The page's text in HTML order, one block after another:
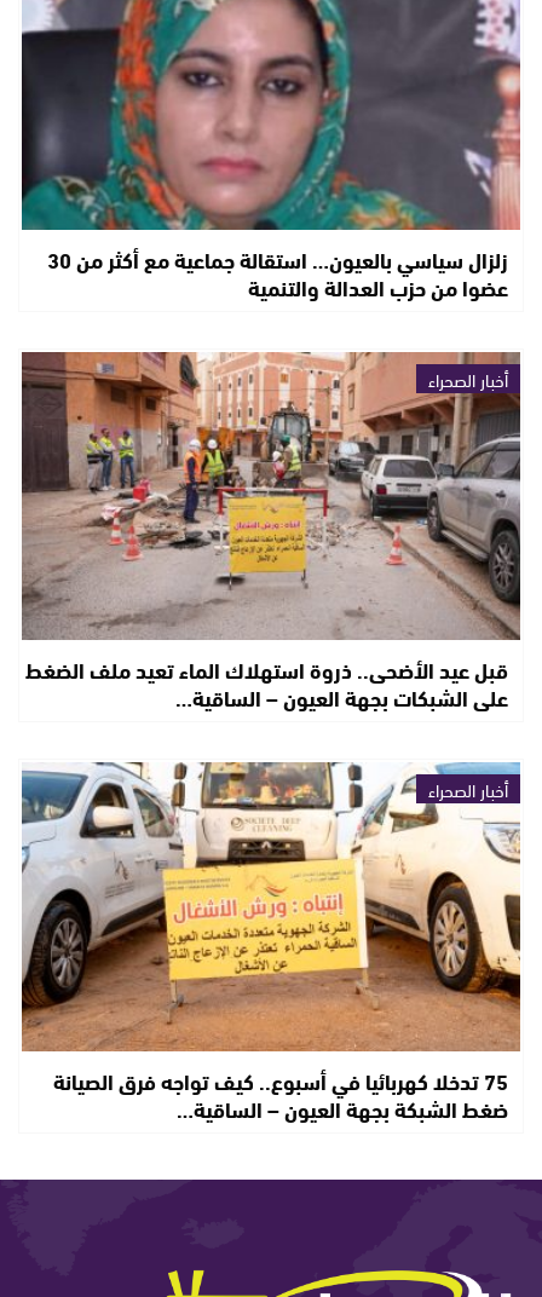
زلزال سياسي بالعيون… استقالة جماعية مع أكثر من 30
عضوا من حزب العدالة والتنمية
أخبار الصحراء
قبل عيد الأضحى.. ذروة استهلاك الماء تعيد ملف الضغط
على الشبكات بجهة العيون – الساقية…
أخبار الصحراء
75 تدخلا كهربائيا في أسبوع.. كيف تواجه فرق الصيانة
ضغط الشبكة بجهة العيون – الساقية…